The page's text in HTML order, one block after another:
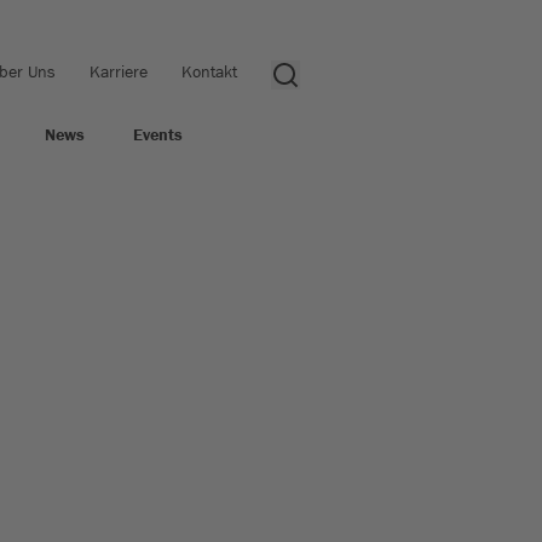
Uns Karriere Kontakt
News Events